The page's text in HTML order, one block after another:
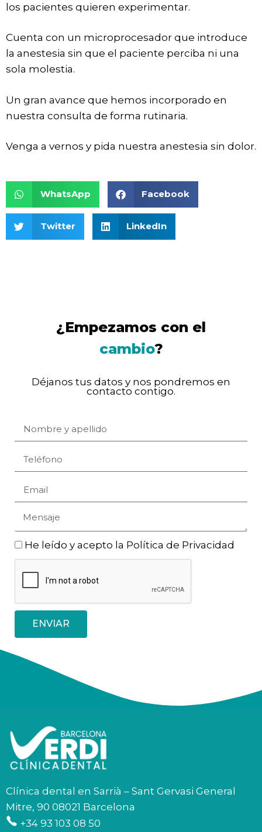
los pacientes quieren experimentar.
Cuenta con un microprocesador que introduce
la anestesia sin que el paciente perciba ni una
sola molestia.
Un gran avance que hemos incorporado en
nuestra consulta de forma rutinaria.
Venga a vernos y pida nuestra anestesia sin dolor.
WhatsApp Facebook
Twitter LinkedIn
¿Empezamos con el
cambio?
Déjanos tus datos y nos pondremos en
contacto contigo.
He leído y acepto la Política de Privacidad
ENVIAR
Clínica dental en Sarrià – Sant Gervasi General
Mitre, 90 08021 Barcelona
+34 93 103 08 50